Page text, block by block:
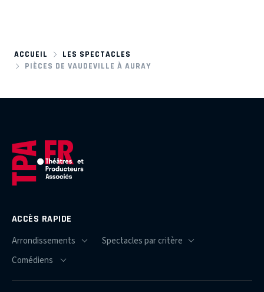
ACCUEIL
LES SPECTACLES
PIÈCES DE VAUDEVILLE À AURAY
ACCÈS RAPIDE